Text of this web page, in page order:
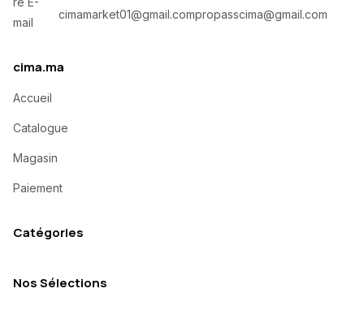
cimamarket01@gmail.compropasscima@gmail.com
cima.ma
Accueil
Catalogue
Magasin
Paiement
Catégories
Nos Sélections